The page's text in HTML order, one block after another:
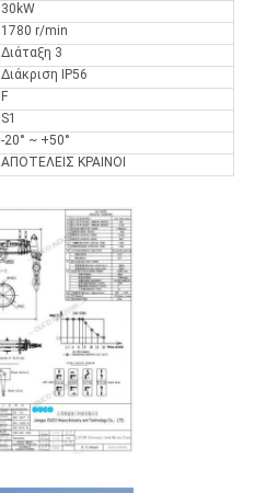
30kW
1780 r/min
Διάταξη 3
Διάκριση IP56
F
S1
-20° ~ +50°
ΑΠΟΤΕΛΕΙΣ ΚΡΑΙΝΟΙ